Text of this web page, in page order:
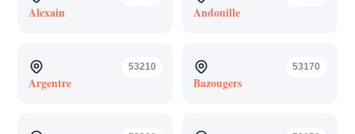
Alexain Andouille
53210
Argentre
53170
Bazougers